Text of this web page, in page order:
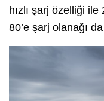
hızlı şarj özelliği
80’e şarj olanağı